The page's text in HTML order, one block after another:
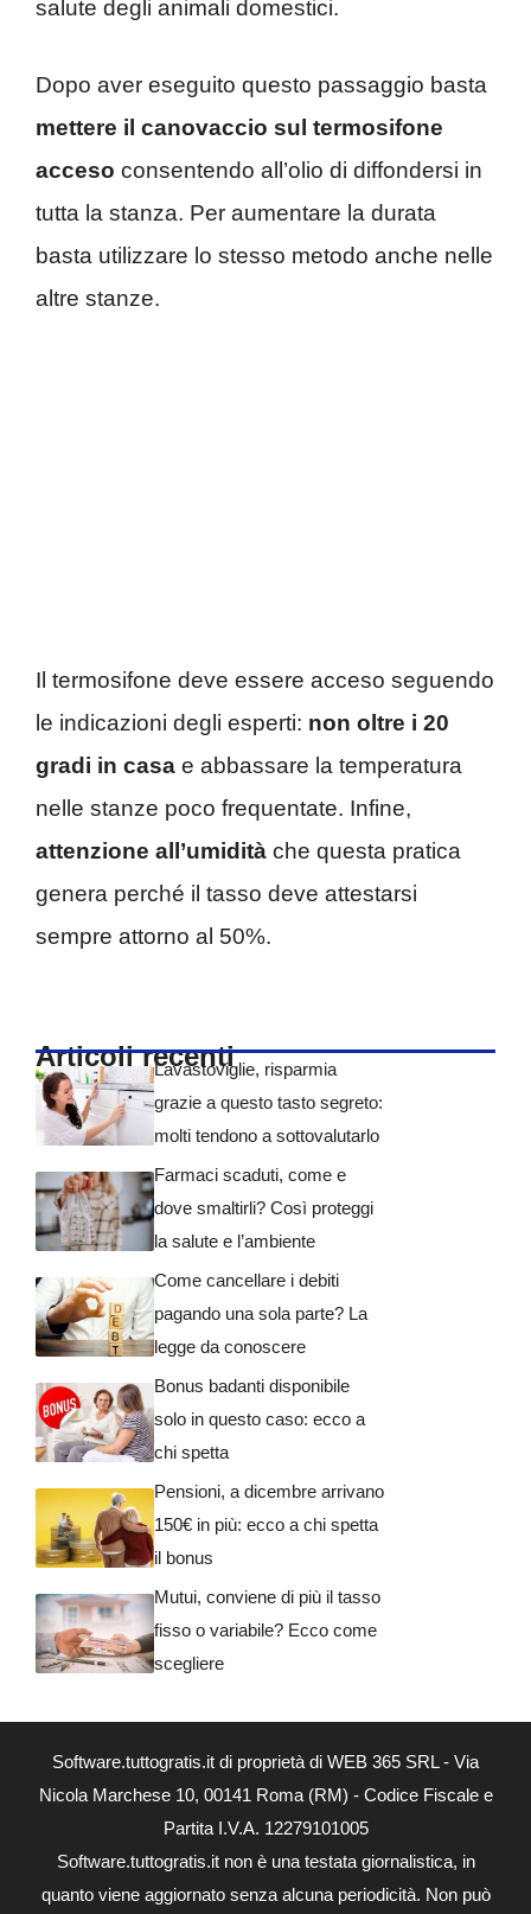
salute degli animali domestici.
Dopo aver eseguito questo passaggio basta
mettere il canovaccio sul termosifone
acceso consentendo all’olio di diffondersi in
tutta la stanza. Per aumentare la durata
basta utilizzare lo stesso metodo anche nelle
altre stanze.
Il termosifone deve essere acceso seguendo
le indicazioni degli esperti: non oltre i 20
gradi in casa e abbassare la temperatura
nelle stanze poco frequentate. Infine,
attenzione all’umidità che questa pratica
genera perché il tasso deve attestarsi
sempre attorno al 50%.
Articoli recentiLavastoviglie, risparmia
grazie a questo tasto segreto:
molti tendono a sottovalutarlo
Farmaci scaduti, come e
dove smaltirli? Così proteggi
la salute e l’ambiente
Come cancellare i debiti
pagando una sola parte? La
legge da conoscere
Bonus badanti disponibile
solo in questo caso: ecco a
chi spetta
Pensioni, a dicembre arrivano
150€ in più: ecco a chi spetta
il bonus
Mutui, conviene di più il tasso
fisso o variabile? Ecco come
scegliere
Software.tuttogratis.it di proprietà di WEB 365 SRL - Via
Nicola Marchese 10, 00141 Roma (RM) - Codice Fiscale e
Partita I.V.A. 12279101005
Software.tuttogratis.it non è una testata giornalistica, in
quanto viene aggiornato senza alcuna periodicità. Non può